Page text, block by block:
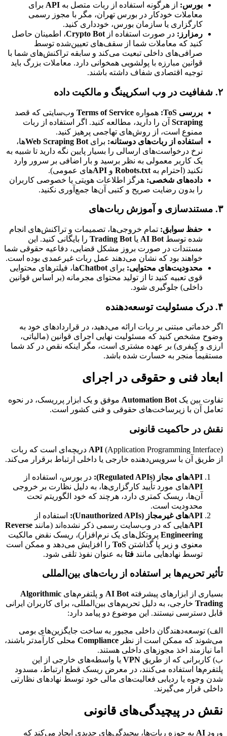
بورس: از هرگونه استفاده از ربات متصل به API برای
معاملات خودکار در بورس تهران، مگر با مجوز رسمی
کارگزاری یا سازمان بورس، خودداری کنید.
رمزارز: در صورت استفاده از Crypto Bot، اطمینان حاصل
کنید که معاملات شما از سقف‌های تعیین‌شده توسط
صرافی‌های داخلی تبعیت می‌کند و سابقه تراکنش‌های شما با
قوانین مبارزه با پولشویی همخوانی دارد. معاملات بزرگ باید
توجیه اقتصادی شفاف داشته باشند.
۲. شفافیت در وب اسکرپینگ و مالکیت داده
بررسی ToS: همواره Terms of Service وب‌سایتی که قصد
Scraping آن را دارید، مطالعه کنید. اگر استفاده از ربات
ممنوع است، از روش‌های تهاجمی پرهیز کنید.
استفاده از ربات‌های دوستانه: برای Web Scraping Botها،
نرخ درخواست‌های ارسالی را بسیار پایین نگه دارید تا شبیه به
یک کاربر معمولی به نظر برسید و بار اضافی بر سرور وارد
نکنید (احترام به Robots.txt و APIهای عمومی).
داده‌های شخصی: هرگز اطلاعات هویتی یا خصوصی کاربران
را بدون رضایت صریح و کتبی آن‌ها جمع‌آوری نکنید.
۳. مستندسازی و آموزش ربات‌های
حفظ سوابق: تمام خروجی‌ها، تصمیمات و تراکنش‌های انجام
شده توسط AI Bot یا Trading Bot را بایگانی کنید. این
مستندات در صورت بروز مشکل قضایی، دفاعیه حقوقی شما
خواهند بود که نشان می‌دهند عمل ربات غیرعمدی بوده است.
محدودیت‌های محتوایی: برای Chatbotها، فیلترهای محتوایی
قوی تعبیه کنید تا از تولید محتوای مجرمانه (بر اساس قوانین
داخلی) جلوگیری شود.
۴. درک مسئولیت توسعه‌دهنده
اگر خدماتی مبتنی بر ربات ارائه می‌دهید، در قراردادهای خود به
وضوح مشخص کنید که مسئولیت نهایی اجرای قوانین (مالیاتی،
ارزی و کیفری) بر عهده مشتری است، مگر اینکه نقص در کد شما
مستقیماً منجر به خسارت شده باشد.
ابعاد فنی و حقوقی در اجرای
تفاوت بین یک Automation Bot موفق و یک ابزار پرریسک، در نحوه
تعامل آن با زیرساخت‌های حقوقی و فنی کشور است.
نقش در حاکمیت قانونی
API (Application Programming Interface) دریچه‌ای است که ربات
از طریق آن با سرویس‌دهنده خارجی یا داخلی ارتباط برقرار می‌کند.
APIهای مجاز (Regulated APIs):
در بورس، استفاده از
APIهای مورد تأیید کارگزاری‌ها، به دلیل نظارت بر خروجی
آن‌ها، ریسک کمتری دارد، هرچند که خود الگوریتم تحت
محدودیت است.
APIهای غیرمجاز (Unauthorized APIs):
استفاده از
APIهایی که در وب‌سایت رسمی ذکر نشده‌اند (مانند Reverse
Engineering پروتکل‌های یک نرم‌افزار)، ریسک نقض مالکیت
معنوی و زیر پا گذاشتن ToS را افزایش می‌دهد و ممکن است
توسط نهادهایی مانند فتا به عنوان نفوذ تلقی شود.
تأثیر تحریم‌ها بر استفاده از ربات‌های بین‌المللی
بسیاری از ابزارهای پیشرفته AI Bot و پلتفرم‌های Algorithmic
Trading خارجی، به دلیل تحریم‌های بین‌المللی، برای کاربران ایرانی
قابل دسترسی نیستند. این موضوع دو پیامد دارد:
الف) توسعه‌دهندگان داخلی مجبور به ساخت جایگزین‌های بومی
می‌شوند که ممکن است از نظر Compliance محلی کارآمدتر باشند،
اما نیازمند اخذ مجوزهای داخلی هستند.
ب) کاربرانی که از طریق VPN یا واسطه‌های خارجی از این
پلتفرم‌ها استفاده می‌کنند، در معرض ریسک قطع ارتباط، مسدود
شدن وجوه یا ردیابی فعالیت‌های مالی خود توسط نهادهای نظارتی
داخلی قرار می‌گیرند.
نقش در پیچیدگی‌های قانونی
ورود AI به حوزه ربات‌ها، پیچیدگی‌های جدیدی ایجاد می‌کند که